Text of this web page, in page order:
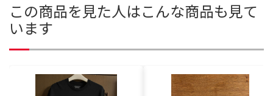
この商品を見た人はこんな商品も見て
います